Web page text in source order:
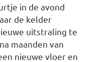
in de avond
de kelder
uitstraling te
maanden van
nieuwe vloer en